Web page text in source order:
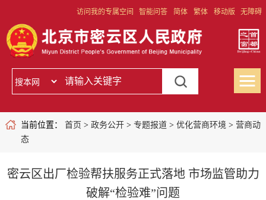
访问我的专属空间 智能问答 简体 繁体 移动版 无障碍
当前位置： 首页 > 政务公开> 专题报道> 优化营商环境 > 营商动
态
密云区出厂检验帮扶服务正式落地 市场监管助力
破解“检验难”问题